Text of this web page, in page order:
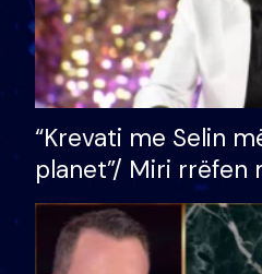
“Krevati me Selin
planet”/ Miri
bukura në shtëpinë
mungojë zilja e